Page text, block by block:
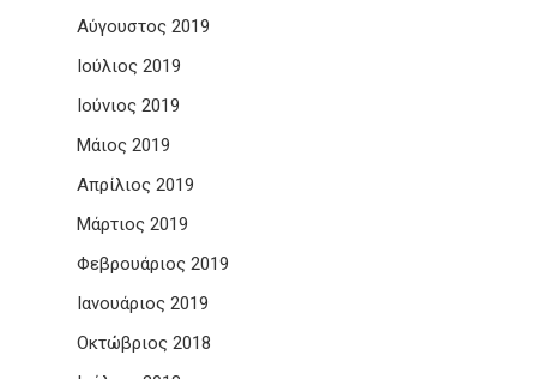
Αύγουστος 2019
Ιούλιος 2019
Ιούνιος 2019
Μάιος 2019
Απρίλιος 2019
Μάρτιος 2019
Φεβρουάριος 2019
Ιανουάριος 2019
Οκτώβριος 2018